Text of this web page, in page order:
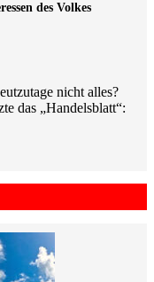
des Volkes
nicht alles?
das „Handelsblatt“: